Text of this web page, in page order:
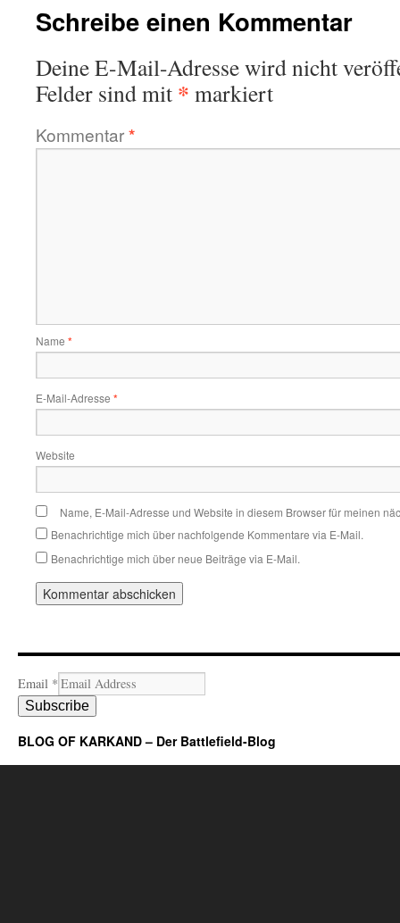
Schreibe einen Kommentar
Deine E-Mail-Adresse wird nicht
Felder sind mit * markiert
Kommentar*
Name *
E-Mail-Adresse *
Website
Name, E-Mail-Adresse und Website in diesem Browser für meinen
Benachrichtige mich über nachfolgende Kommentare via E-Mail.
Benachrichtige mich über neue Beiträge via E-Mail.
Email *
Subscribe
BLOG OF KARKAND – Der Battlefield-Blog